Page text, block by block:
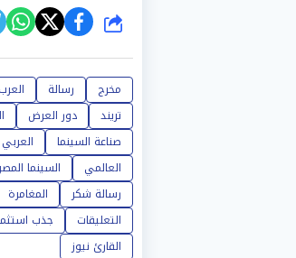
شارك
مخرج رسالة العرب
تريند
دور العرض
صناعة السينما
العربي
العالمي
السينما
رسالة شكر
المغامرة
التعليقات
جذب
القارئ نيوز